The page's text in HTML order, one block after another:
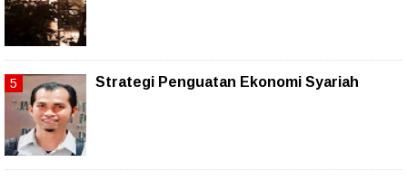
Strategi Penguatan Ekonomi Syariah